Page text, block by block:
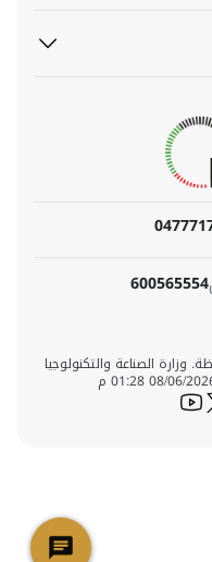
600565554
محفوظة. وزارة الصناعة والتكنولوجيا
icon-
icon-
icon-twitter
icon-youtube